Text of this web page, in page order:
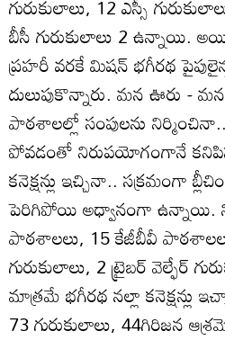
బీసీ గురుకులాలు 2 ఉన్నాయి.
ప్రహరీ వరకే మిషన్‌ భగీరథ
దులుపుకొన్నారు. మన ఊరు -
పాఠశాలల్లో సంపులను నిర్మించినా..
పోవడంతో నిరుపయోగంగానే
కనెక్షన్లు ఇచ్చినా.. సక్రమంగా
పెరిగిపోయి అధ్వానంగా ఉన్నాయి.
పాఠశాలలు, 15 కేజీబీవీ
గురుకులాలు, 2 ట్రైబర్‌ వెల్ఫేర్‌
మాత్రమే భగీరథ నల్లా కనెక్షన్లు
73 గురుకులాలు, 44గిరిజన